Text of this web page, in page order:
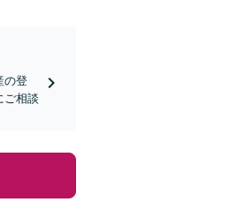
の登
ご相談